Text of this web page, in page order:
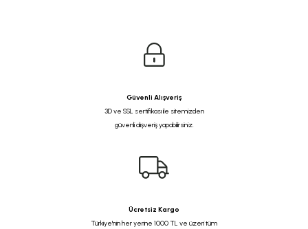
Güvenli Alışveriş
3D ve SSL sertifikası ile sitemizden
güvenli alışveriş yapabilirsiniz.
Ücretsiz Kargo
Türkiye'nin her yerine 1000 TL ve üzeri tüm